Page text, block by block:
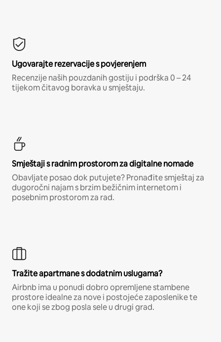
Ugovarajte rezervacije s povjerenjem
Recenzije naših pouzdanih gostiju i podrška 0 – 24
tijekom čitavog boravka u smještaju.
Smještaji s radnim prostorom za digitalne nomade
Obavljate posao dok putujete? Pronađite smještaj za
dugoročni najam s brzim bežičnim internetom i
posebnim prostorom za rad.
Tražite apartmane s dodatnim uslugama?
Airbnb ima u ponudi dobro opremljene stambene
prostore idealne za nove i postojeće zaposlenike te
one koji se zbog posla sele u drugi grad.